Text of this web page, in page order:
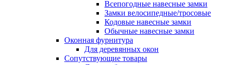
Всепогодные навесные замки
Замки велосипедные/тросовые
Кодовые навесные замки
Обычные навесные замки
Оконная фурнитура
Для деревянных окон
Сопутствующие товары